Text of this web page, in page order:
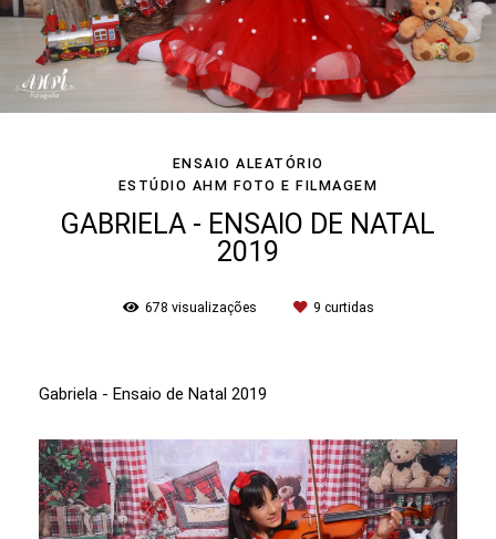
ENSAIO ALEATÓRIO
ESTÚDIO AHM FOTO E FILMAGEM
GABRIELA - ENSAIO DE NATAL
2019
678 visualizações 9 curtidas
Gabriela - Ensaio de Natal 2019